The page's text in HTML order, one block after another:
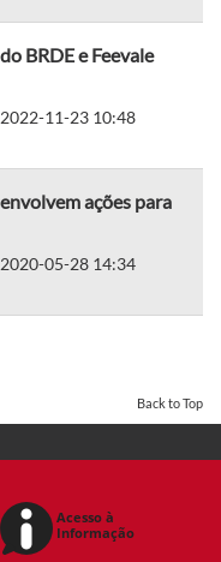
BRDE e Feevale
11-23 10:48
ações para
05-28 14:34
Back to Top